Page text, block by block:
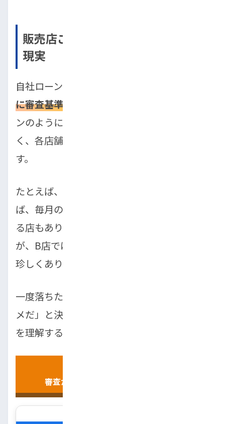
販売店ごとに審査基準が大きく違う
現実
自社ローンのもう一つの特徴は、
に審査基準が大きく異なる
ンのように共通の審査基準があるわけではな
く、各店舗が独自の判断で可否を決めていま
す。
たとえば、頭金の有無を重視する店もあれ
ば、毎月の返済額と収入のバランスを重視す
る店もあります。そのため、A店では落ちた
が、B店では問題なく通ったというケースも
珍しくありません。
一度落ちたからといって、「自社ローンはダ
メだ」と決めつける必要はなく、基準の違い
を理解することが大切です。
審査が柔軟なローンについて相談する